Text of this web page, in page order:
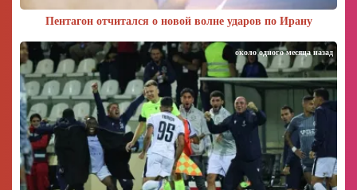
Пентагон отчитался о новой волне ударов по Ирану
около одного месяца назад